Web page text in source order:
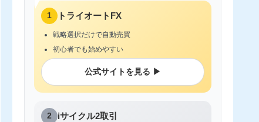
1 トライオートFX
戦略選択だけで自動売買
初心者でも始めやすい
公式サイトを見る ▶
2 iサイクル2取引